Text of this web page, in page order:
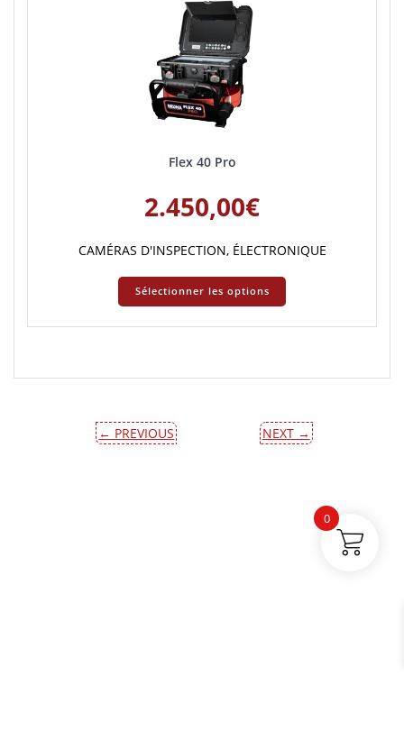
Flex 40 Pro
2.450,00€
CAMÉRAS D'INSPECTION, ÉLECTRONIQUE
Sélectionner les options
← PREVIOUS NEXT →
0